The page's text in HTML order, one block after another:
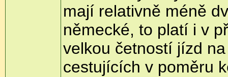
mají relativně méně
německé, to platí i v
velkou četností jízd
cestujících v poměru